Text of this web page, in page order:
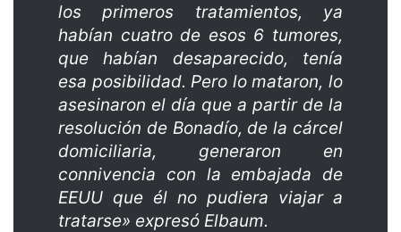
los primeros tratamientos, ya
habían cuatro de esos 6 tumores,
que habían desaparecido, tenía
esa posibilidad. Pero lo mataron, lo
asesinaron el día que a partir de la
resolución de Bonadío, de la cárcel
domiciliaria, generaron en
connivencia con la embajada de
EEUU que él no pudiera viajar a
tratarse» expresó Elbaum.